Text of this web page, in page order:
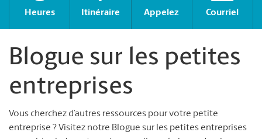
Heures Itinéraire Appelez Courriel
Blogue sur les petites
entreprises
Vous cherchez d’autres ressources pour votre petite
entreprise ? Visitez notre Blogue sur les petites entreprises